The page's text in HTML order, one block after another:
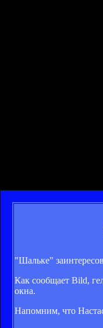
"Шальке"
Как сообщает Bild,
окна.
Напомним, что